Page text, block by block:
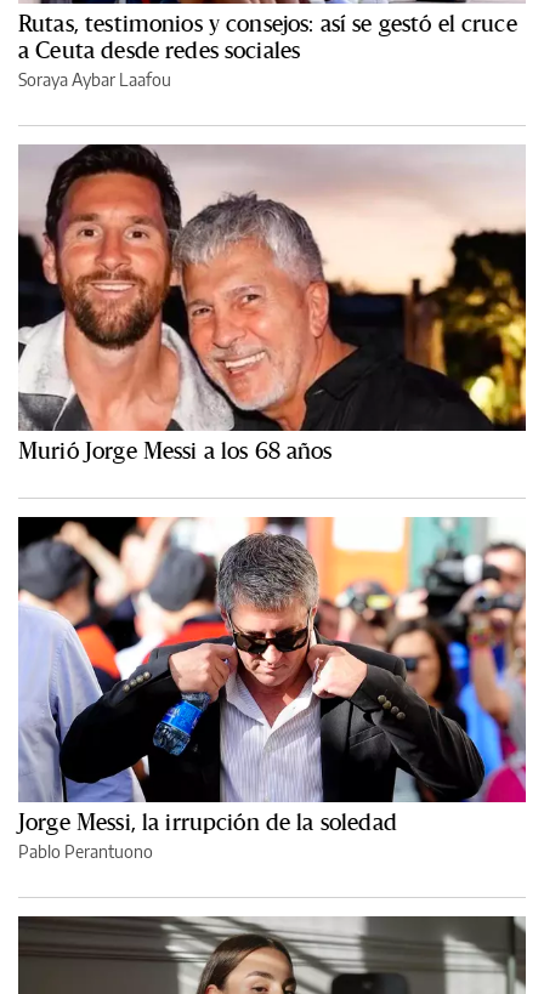
Rutas, testimonios y consejos: así se gestó el cruce
a Ceuta desde redes sociales
Soraya Aybar Laafou
Murió Jorge Messi a los 68 años
Jorge Messi, la irrupción de la soledad
Pablo Perantuono